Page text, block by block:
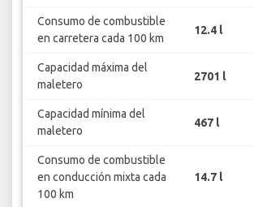
Consumo de combustible
en carretera cada 100 km
12.4 l
Capacidad máxima del
maletero
2701 l
Capacidad mínima del
maletero
467 l
Consumo de combustible
en conducción mixta cada
100 km
14.7 l